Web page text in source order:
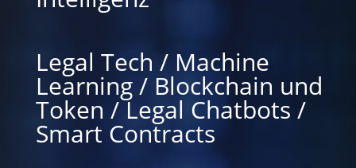
Legal Tech / Machine
Learning / Blockchain und
Token / Legal Chatbots /
Smart Contracts